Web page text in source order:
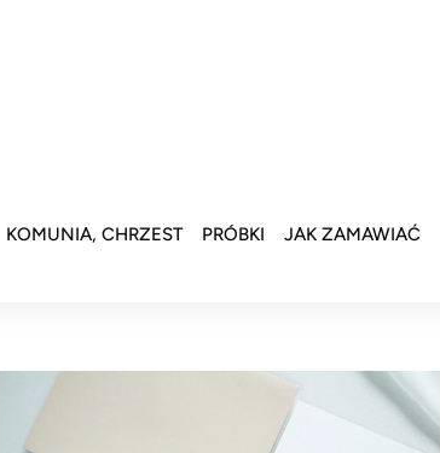
KOMUNIA, CHRZEST PRÓBKI JAK ZAMAWIAĆ